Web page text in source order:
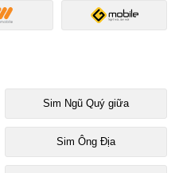
Sim Ngũ Quý giữa
Sim Ông Địa